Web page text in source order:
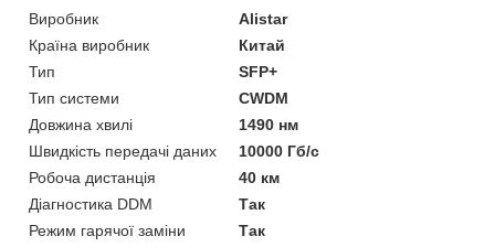
Виробник
Alistar
Країна виробник
Китай
Тип
SFP+
Тип системи
CWDM
Довжина хвилі
1490 нм
Швидкість передачі даних
10000 Гб/с
Робоча дистанція
40 км
Діагностика DDM
Так
Режим гарячої заміни
Так